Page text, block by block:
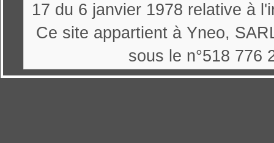
17 du 6 janvier 1978 relative à
Ce site appartient à Yneo,
sous le n°518 776